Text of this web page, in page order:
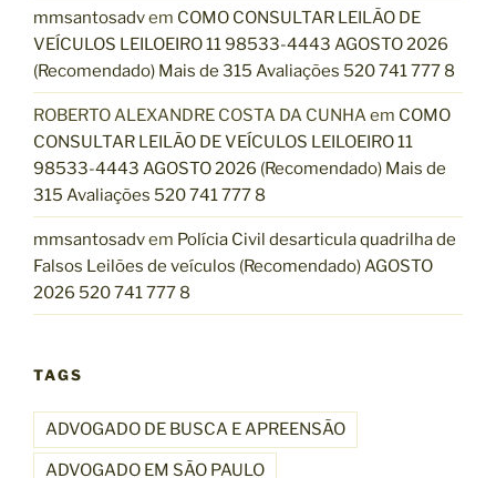
mmsantosadvem COMO CONSULTAR LEILÃO DE
VEÍCULOS LEILOEIRO 11 98533-4443 AGOSTO 2026
(Recomendado) Mais de 315 Avaliações 520 741 777 8
ROBERTO ALEXANDRE COSTA DA CUNHAem COMO
CONSULTAR LEILÃO DE VEÍCULOS LEILOEIRO 11
98533-4443 AGOSTO 2026 (Recomendado) Mais de
315 Avaliações 520 741 777 8
mmsantosadvem Polícia Civil desarticula quadrilha de
Falsos Leilões de veículos (Recomendado) AGOSTO
2026 520 741 777 8
TAGS
ADVOGADO DE BUSCA E APREENSÃO
ADVOGADO EM SÃO PAULO